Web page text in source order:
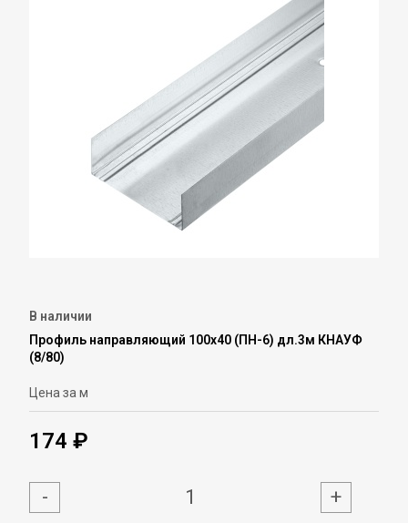
В наличии
Профиль направляющий 100х40 (ПН-6) дл.3м КНАУФ
(8/80)
Цена за м
174 ₽
- +